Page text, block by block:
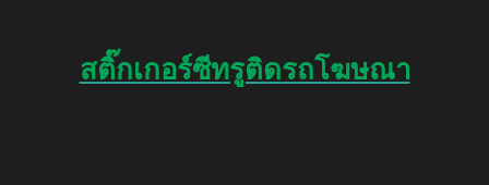
สติ๊กเกอร์ซีทรูติดรถโฆษณา